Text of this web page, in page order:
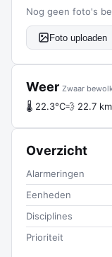
Nog geen foto's
Foto uploaden
Weer Zwaar
🌡 22.3°C💨 22.7
Overzicht
Alarmeringen
Eenheden
Disciplines
Prioriteit